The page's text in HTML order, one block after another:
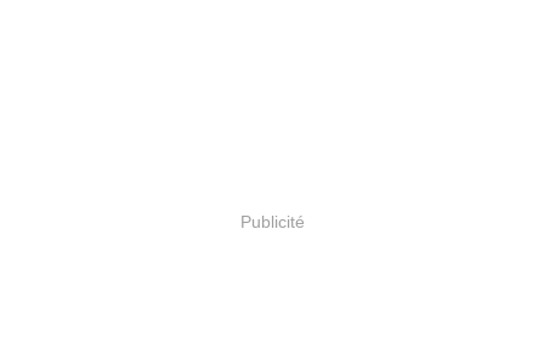
Publicité